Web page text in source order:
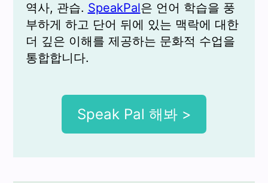
역사, 관습. SpeakPal은 언어 학습을 풍
부하게 하고 단어 뒤에 있는 맥락에 대한
더 깊은 이해를 제공하는 문화적 수업을
통합합니다.
Speak Pal 해봐 >